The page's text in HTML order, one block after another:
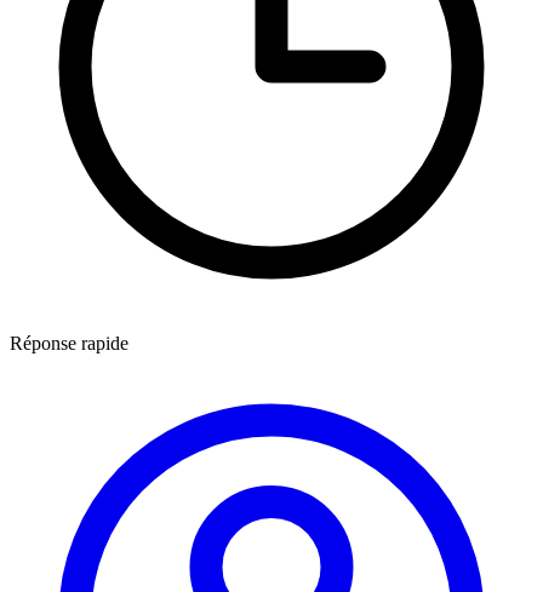
Réponse rapide